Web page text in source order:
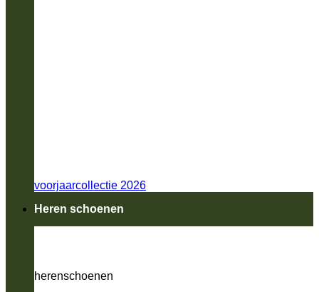
voorjaarcollectie 2026
Heren schoenen
herenschoenen